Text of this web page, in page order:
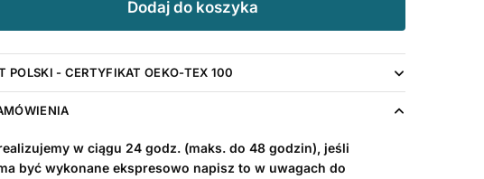
Dodaj do koszyka
POLSKI - CERTYFIKAT OEKO-TEX 100
w ciągu 24 godz. (maks. do 48 godzin), jeśli
być wykonane ekspresowo napisz to w uwagach do